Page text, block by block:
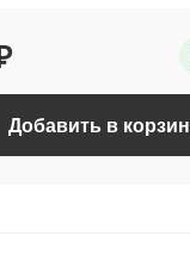
Добавить в